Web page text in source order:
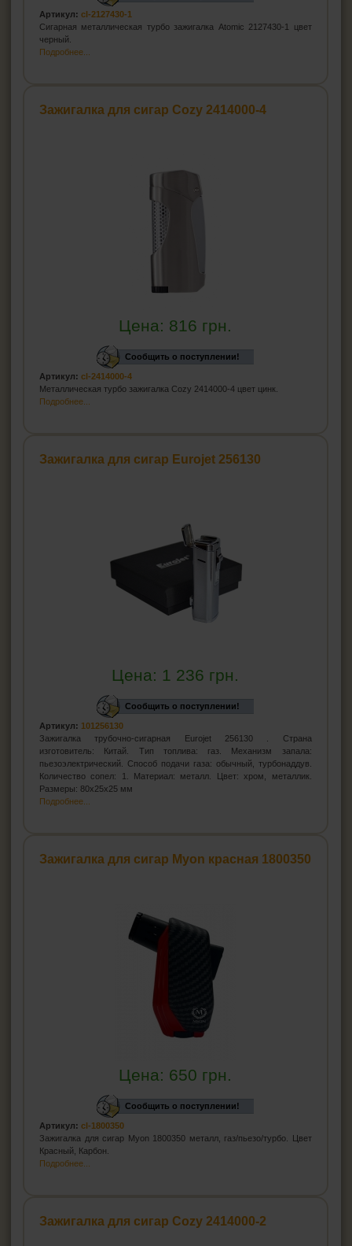
Артикул: cl-2127430-1
Сигарная металлическая турбо зажигалка Atomic 2127430-1 цвет
черный.
Подробнее...
Зажигалка для сигар Cozy 2414000-4
Цена: 816 грн.
Сообщить о поступлении!
Артикул: cl-2414000-4
Металлическая турбо зажигалка Cozy 2414000-4 цвет цинк.
Подробнее...
Зажигалка для сигар Eurojet 256130
Цена: 1 236 грн.
Сообщить о поступлении!
Артикул: 101256130
Зажигалка трубочно-сигарная Eurojet 256130 . Страна
изготовитель: Китай. Тип топлива: газ. Механизм запала:
пьезоэлектрический. Способ подачи газа: обычный, турбонаддув.
Количество сопел: 1. Материал: металл. Цвет: хром, металлик.
Размеры: 80x25x25 мм
Подробнее...
Зажигалка для сигар Myon красная 1800350
Цена: 650 грн.
Сообщить о поступлении!
Артикул: cl-1800350
Зажигалка для сигар Myon 1800350 металл, газ/пьезо/турбо. Цвет
Красный, Карбон.
Подробнее...
Зажигалка для сигар Cozy 2414000-2